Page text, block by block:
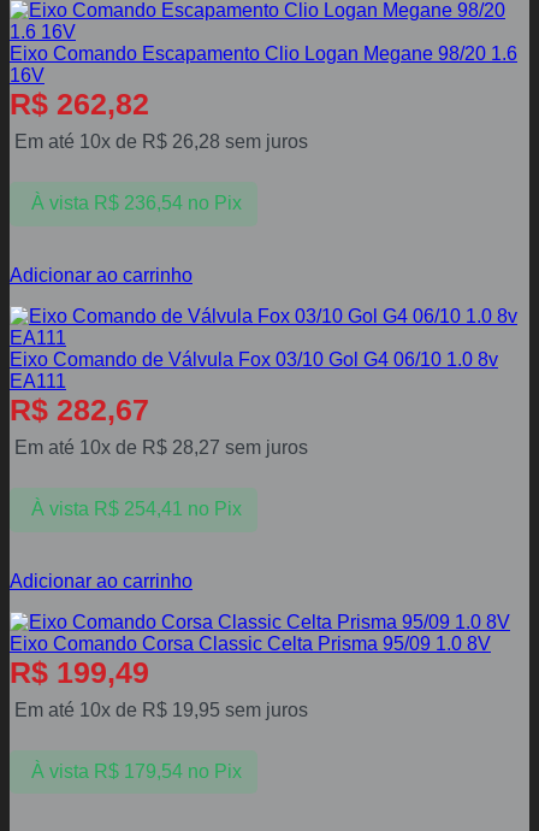
Eixo Comando Escapamento Clio Logan Megane 98/20 1.6
16V
R$ 262,82
Em até 10x de R$ 26,28 sem juros
À vista R$236,54 no Pix
Adicionar ao carrinho
Eixo Comando de Válvula Fox 03/10 Gol G4 06/10 1.0 8v
EA111
R$ 282,67
Em até 10x de R$ 28,27 sem juros
À vista R$254,41 no Pix
Adicionar ao carrinho
Eixo Comando Corsa Classic Celta Prisma 95/09 1.0 8V
R$ 199,49
Em até 10x de R$ 19,95 sem juros
À vista R$179,54 no Pix